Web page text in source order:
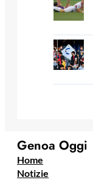
Genoa Oggi
Home
Notizie